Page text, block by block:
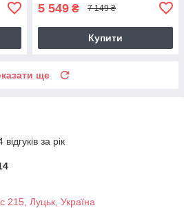
5 549 ₴ 7 149 ₴
Купити
ще
за рік
215, Луцьк, Україна